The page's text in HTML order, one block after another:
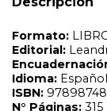
actualidad, tiene
ciertas
forma y bajo qué
políticas,
capitalista de
al